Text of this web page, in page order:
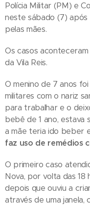
Polícia Militar (PM) e
neste sábado (7) após
pelas mães.
Os casos
da Vila Reis.
O menino de 7 anos
militares com o nariz
para trabalhar e o
bebê de 1 ano, estava
a mãe teria ido beber
faz uso de remédios
O primeiro caso
Nova, por volta das 18
depois que ouviu a
através de uma janela,